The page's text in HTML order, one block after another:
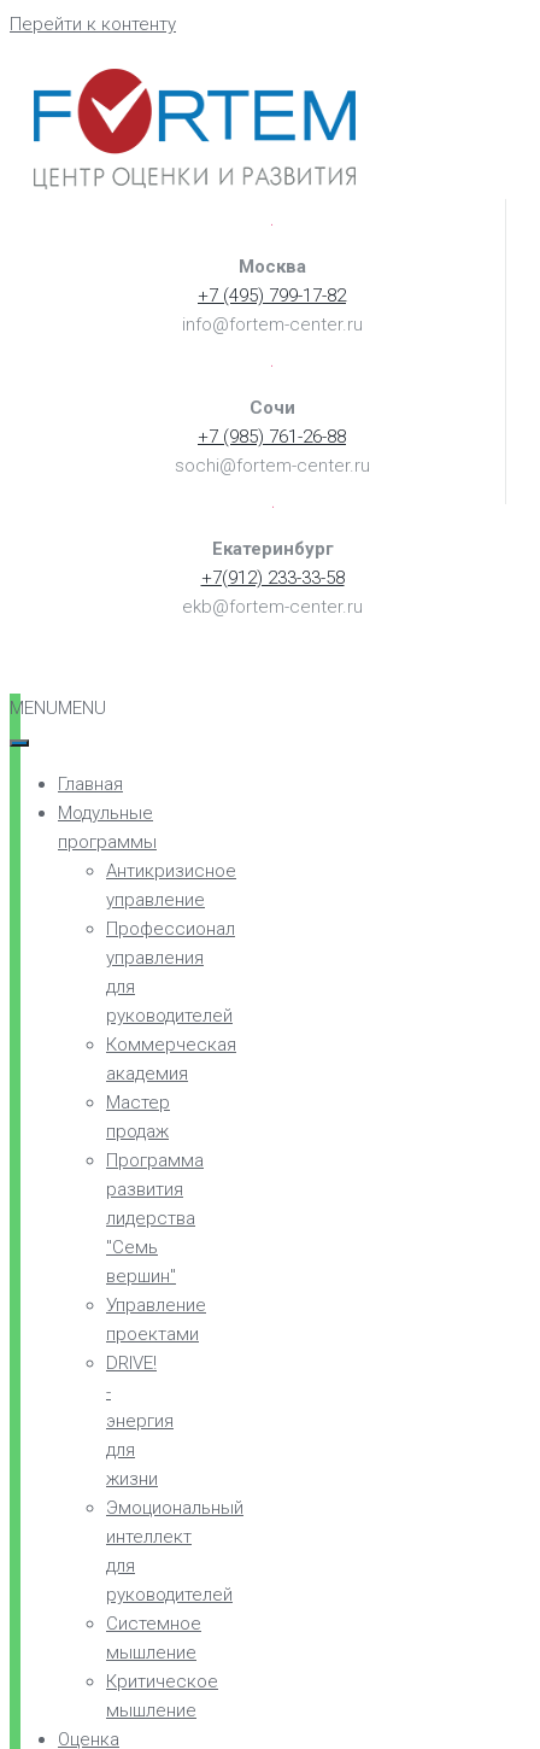
Перейти к контенту
Москва
+7 (495) 799-17-82
info@fortem-center.ru
Сочи
+7 (985) 761-26-88
sochi@fortem-center.ru
Екатеринбург
+7(912) 233-33-58
ekb@fortem-center.ru
MENUMENU
Главная
Модульные
программы
Антикризисное
управление
Профессионал
управления
для
руководителей
Коммерческая
академия
Мастер
продаж
Программа
развития
лидерства
"Семь
вершин"
Управление
проектами
DRIVE!
-
энергия
для
жизни
Эмоциональный
интеллект
для
руководителей
Системное
мышление
Критическое
мышление
Оценка